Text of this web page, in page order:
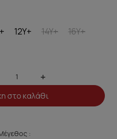
12Y+ 14Y+ 16Y+
+
στο καλάθι
: